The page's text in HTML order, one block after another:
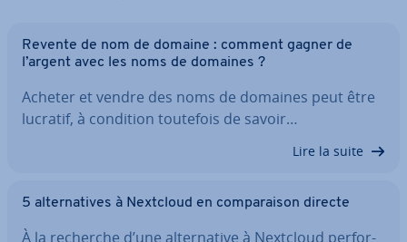
Revente de nom de domaine : comment gagner de
l’argent avec les noms de domaines ?
Acheter et vendre des noms de domaines peut être
lucratif, à condition toutefois de savoir…
Lire la suite
5 al­ter­na­tives à Nextcloud en com­pa­rai­son directe
À la recherche d’une al­ter­na­tive à Nextcloud per­for­